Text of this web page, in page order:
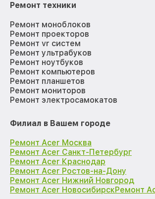
Ремонт техники
Ремонт моноблоков
Ремонт проекторов
Ремонт vr систем
Ремонт ультрабуков
Ремонт ноутбуков
Ремонт компьютеров
Ремонт планшетов
Ремонт мониторов
Ремонт электросамокатов
Филиал в Вашем городе
Ремонт Acer Москва
Ремонт Acer Санкт-Петербург
Ремонт Acer Краснодар
Ремонт Acer Ростов-на-Дону
Ремонт Acer Нижний Новгород
Ремонт Acer НовосибирскРемонт